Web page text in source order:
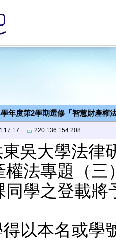
年度第2學期選修「智慧財產權
220.136.154.208
吳大學法律
權法專題（
同學之登載將
以本名或學